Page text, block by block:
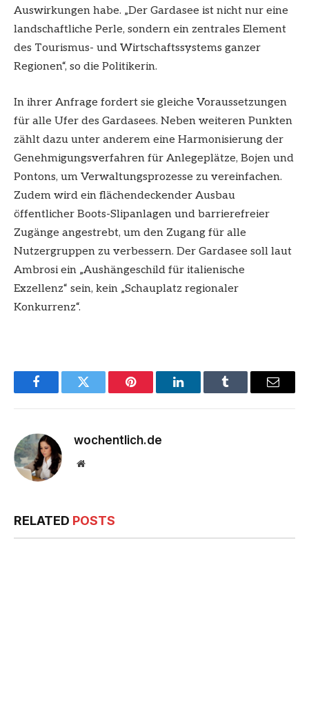
Auswirkungen habe. „Der Gardasee ist nicht nur eine
landschaftliche Perle, sondern ein zentrales Element
des Tourismus- und Wirtschaftssystems ganzer
Regionen“, so die Politikerin.
In ihrer Anfrage fordert sie gleiche Voraussetzungen
für alle Ufer des Gardasees. Neben weiteren Punkten
zählt dazu unter anderem eine Harmonisierung der
Genehmigungsverfahren für Anlegeplätze, Bojen und
Pontons, um Verwaltungsprozesse zu vereinfachen.
Zudem wird ein flächendeckender Ausbau
öffentlicher Boots-Slipanlagen und barrierefreier
Zugänge angestrebt, um den Zugang für alle
Nutzergruppen zu verbessern. Der Gardasee soll laut
Ambrosi ein „Aushängeschild für italienische
Exzellenz“ sein, kein „Schauplatz regionaler
Konkurrenz“.
FacebookTwitter Pinterest LinkedInTumblr Email
wochentlich.de
Website
RELATED POSTS